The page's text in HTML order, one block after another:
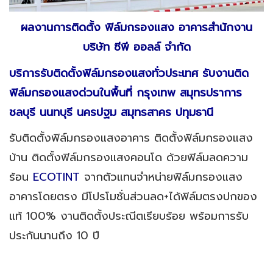
ผลงานการติดตั้ง ฟิล์มกรองแสง อาคารสำนักงาน
บริษัท ซีพี ออลล์ จำกัด
บริการรับติดตั้งฟิล์มกรองแสงทั่วประเทศ รับงานติด
ฟิล์มกรองแสงด่วนในพื้นที่ กรุงเทพ สมุทรปราการ
ชลบุรี นนทบุรี นครปฐม สมุทรสาคร ปทุมธานี
รับติดตั้งฟิล์มกรองแสงอาคาร ติดตั้งฟิล์มกรองแสง
บ้าน ติดตั้งฟิล์มกรองแสงคอนโด ด้วยฟิล์มลดความ
ร้อน ECOTINT จากตัวแทนจำหน่ายฟิล์มกรองแสง
อาคารโดยตรง มีโปรโมชั่นส่วนลด+ได้ฟิล์มตรงปกของ
แท้ 100% งานติดตั้งประณีตเรียบร้อย พร้อมการรับ
ประกันนานถึง 10 ปี